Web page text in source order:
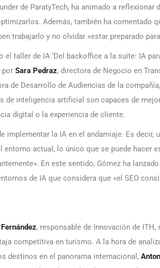
de ParatyTech, ha animado a reflexionar
Además, también ha comentado
trabajarlo y no olvidar «estar preparado
el taller de IA ‘Del backoffice a la suite: IA
por Sara Pedraz, directora de Negocio en
de Desarrollo de Audiencias de la
de inteligencia artificial son capaces de
digital o la experiencia de cliente.
implementar la IA en el andamiaje. Es decir,
actual, lo único que se puede hacer
En este sentido, Gómez ha
de IA que considera que «el SEO
, responsable de Innovación de ITH,
competitiva en turismo. A la hora de
destinos en el panorama internacional,